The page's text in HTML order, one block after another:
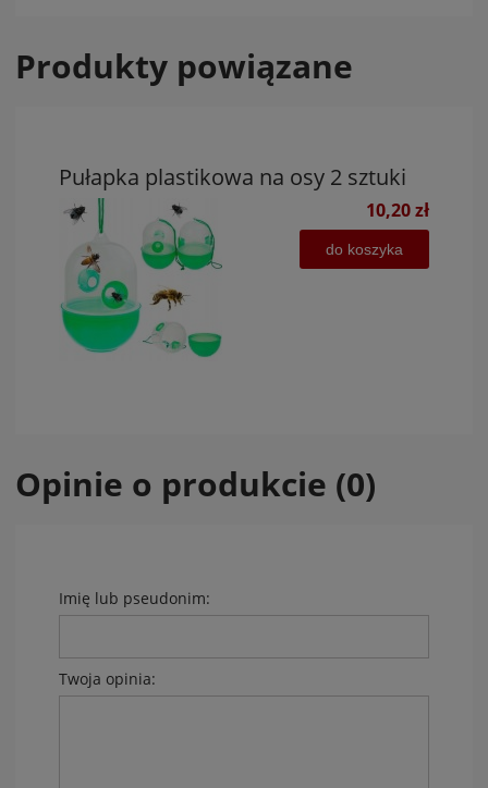
Produkty powiązane
Pułapka plastikowa na osy 2 sztuki
10,20 zł
do koszyka
Opinie o produkcie (0)
Imię lub pseudonim:
Twoja opinia: